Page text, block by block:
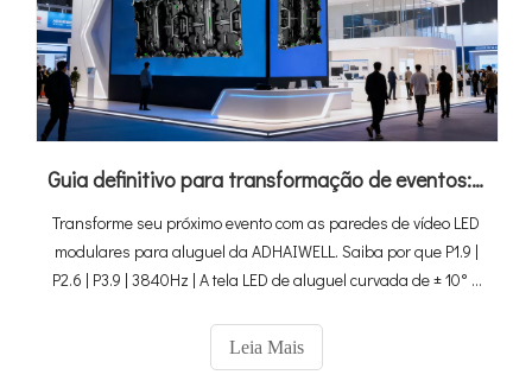
Guia definitivo para transformação de eventos: como as paredes de vídeo LED modulares para aluguel da ADHAIWELL oferecem recursos visuais inesquecíveis
Transforme seu próximo evento com as paredes de vídeo LED
modulares para aluguel da ADHAIWELL. Saiba por que P1.9 |
P2.6 | P3.9 | 3840Hz | A tela LED de aluguel curvada de ± 10° é
profissionais.
Leia Mais